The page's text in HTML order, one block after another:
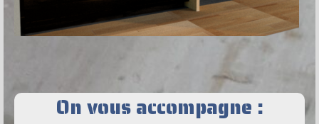
On vous accompagne :